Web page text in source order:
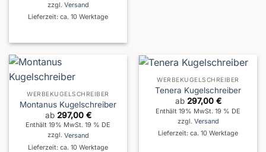
zzgl. Versand
Lieferzeit: ca. 10 Werktage
WERBEKUGELSCHREIBER
Montanus Kugelschreiber
ab 297,00 €
Enthält 19% MwSt. 19 % DE
zzgl. Versand
Lieferzeit: ca. 10 Werktage
WERBEKUGELSCHREIBER
Tenera Kugelschreiber
ab 297,00 €
Enthält 19% MwSt. 19 % DE
zzgl. Versand
Lieferzeit: ca. 10 Werktage